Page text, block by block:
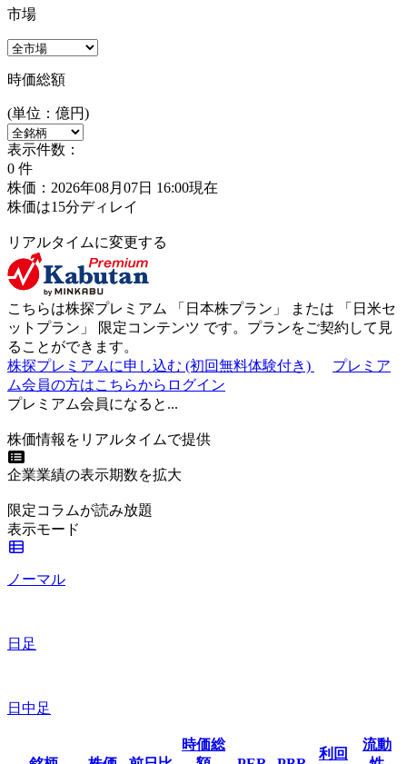
市場
時価総額
(単位：億円)
表示件数：
0 件
株価：2026年08月07日 16:00現在
株価は15分ディレイ
リアルタイムに変更する
こちらは株探プレミアム 「 日本株プラン 」 または 「 日米セ
ットプラン 」 限定コンテンツ です。プランをご契約して見
ることができます。
株探プレミアムに申し込む (初回無料体験付き)
プレミア
ム会員の方はこちらからログイン
プレミアム会員になると...
株価情報をリアルタイムで提供
企業業績の表示期数を拡大
限定コラムが読み放題
表示モード
ノーマル
日足
日中足
時価総
利回
流動